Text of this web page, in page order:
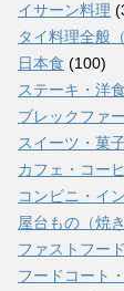
イサーン料理
タイ料理全般
日本食 (100)
ステーキ・洋食
ブレックファ
スイーツ・菓
カフェ・コー
コンビニ・イ
屋台もの（焼
ファストフード
フードコート